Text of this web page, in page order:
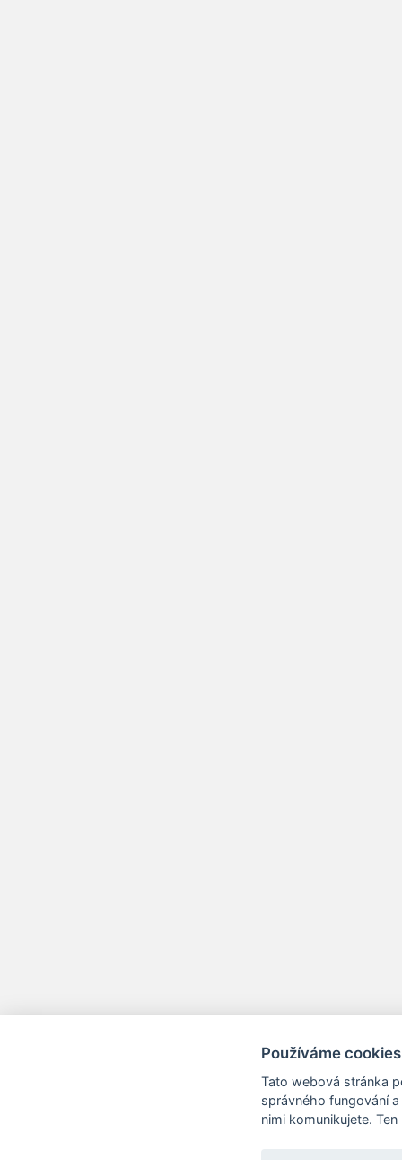
Používáme
Tato webová stránka
správného fungování
nimi komunikujete.